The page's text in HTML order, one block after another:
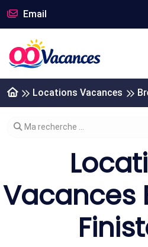
Email
Locations Vacances
Modifier votre recherche
Ma recherche ...
Vacances